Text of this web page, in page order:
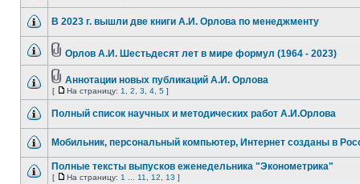
В 2023 г. вышли две книги А.И. Орлова по менеджменту
Орлов А.И. Шестьдесят лет в мире формул (1964 - 2023)
Аннотации новых публикаций А.И. Орлова
[ На страницу: 1 2 3 4 5 ]
Полный список научных и методических работ А.И.Орлова
Мобильник, персональный компьютер, Интернет созданы в
Полные тексты выпусков еженедельника "Эконометрика"
[ На страницу: 1 11 12 13 ]